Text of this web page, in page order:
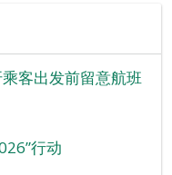
客出发前留意航班
行动